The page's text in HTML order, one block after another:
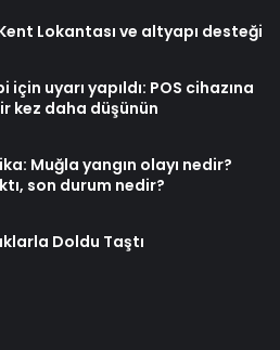
Lokantası ve altyapı desteği
uyarı yapıldı: POS cihazına
kez daha düşünün
Muğla yangın olayı nedir?
son durum nedir?
Doldu Taştı